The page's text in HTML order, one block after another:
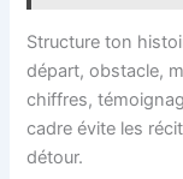
Structure ton
départ, obstacle,
chiffres,
cadre évite les
détour.